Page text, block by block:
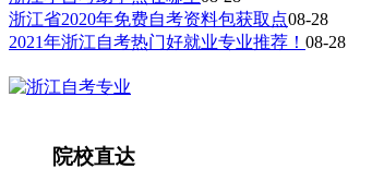
浙江省2020年免费自考资料包获取点08-28
2021年浙江自考热门好就业专业推荐！ 08-28
院校直达